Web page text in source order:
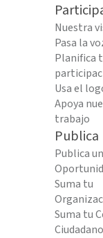
Nuestra
Pasa la
Planifica
Usa el
Apoya
trabajo
Publica
Publica
Suma tu
Suma tu
Ciudadano